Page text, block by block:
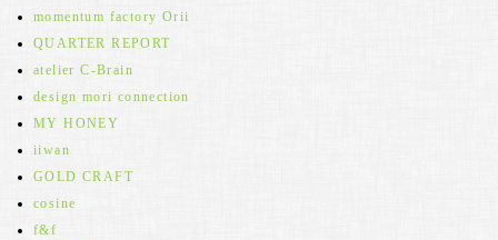
momentum factory Orii
QUARTER REPORT
atelier C-Brain
design mori connection
MY HONEY
iiwan
GOLD CRAFT
cosine
f&f